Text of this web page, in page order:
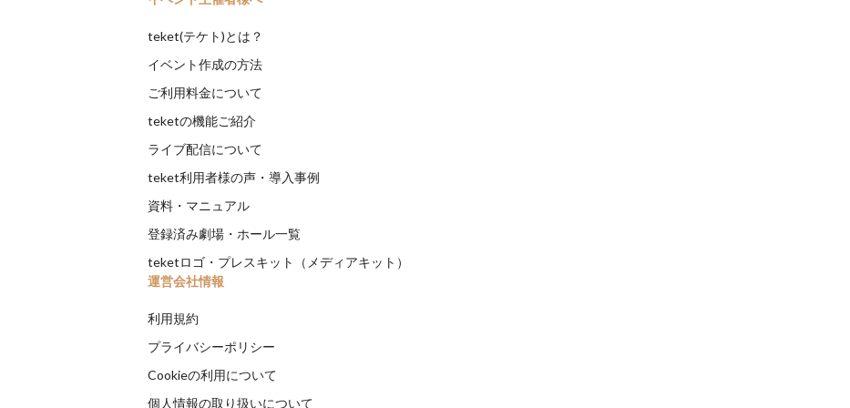
teket(テケト)とは？
イベント作成の方法
ご利用料金について
teketの機能ご紹介
ライブ配信について
teket利用者様の声・導入事例
資料・マニュアル
登録済み劇場・ホール一覧
teketロゴ・プレスキット（メディアキット）
運営会社情報
利用規約
プライバシーポリシー
Cookieの利用について
個人情報の取り扱いについて